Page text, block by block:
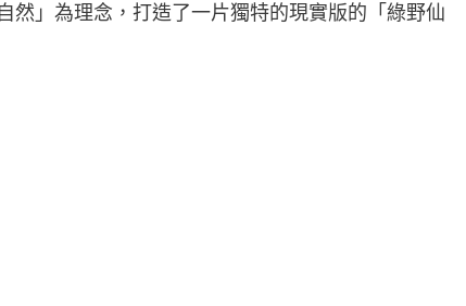
然」為理念，打造了一片獨特的現實版的「綠野仙